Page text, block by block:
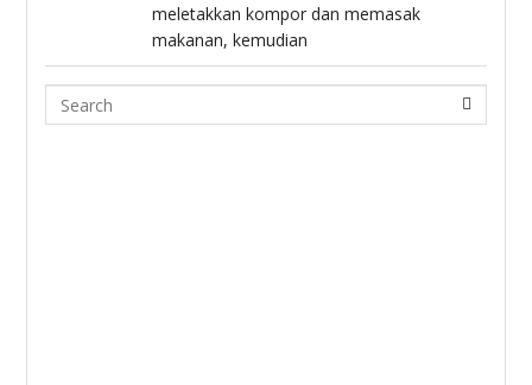
meletakkan kompor dan memasak
makanan, kemudian
Search